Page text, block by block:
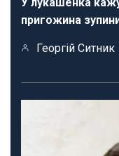
пригожина
Георгій Ситник